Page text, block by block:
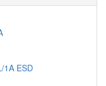
1A ESD